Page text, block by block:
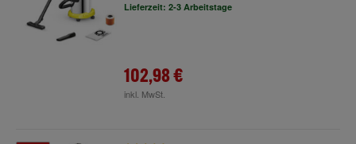
Lieferzeit: 2-3 Arbeitstage
102,98 €
inkl. MwSt.